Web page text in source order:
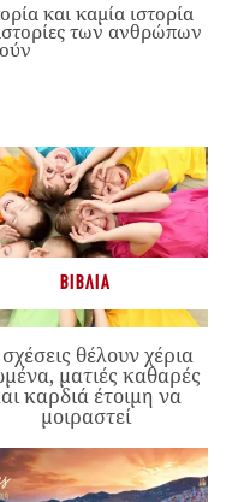
και καμία ιστορία
των ανθρώπων
ΒΙΒΛΊΑ
θέλουν χέρια
ματιές καθαρές
καρδιά έτοιμη να
μοιραστεί